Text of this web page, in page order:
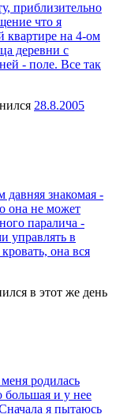
приблизительно
что я
квартире на 4-ом
деревни с
- поле. Все так
28.8.2005
знакомая -
она не может
паралича -
управлять в
она вся
в этот же день
родилась
большая и у нее
я пытаюсь